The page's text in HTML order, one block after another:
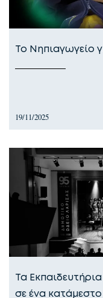
Το Νηπιαγωγείο
19/11/2025
Τα
σε ένα